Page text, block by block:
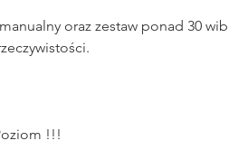
oraz zestaw ponad 30
!!!